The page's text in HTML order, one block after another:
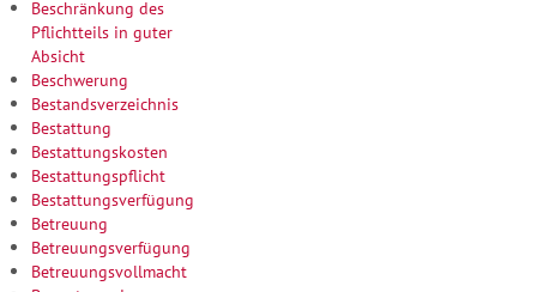
Beschränkung des
Pflichtteils in guter
Absicht
Beschwerung
Bestandsverzeichnis
Bestattung
Bestattungskosten
Bestattungspflicht
Bestattungsverfügung
Betreuung
Betreuungsverfügung
Betreuungsvollmacht